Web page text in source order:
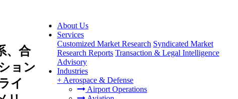
About Us
Services
Customized Market Research Syndicated Market
Research Reports Transaction & Legal Intelligence
Advisory
Industries
+ Aerospace & Defense
Airport Operations
、合
ョン
イ